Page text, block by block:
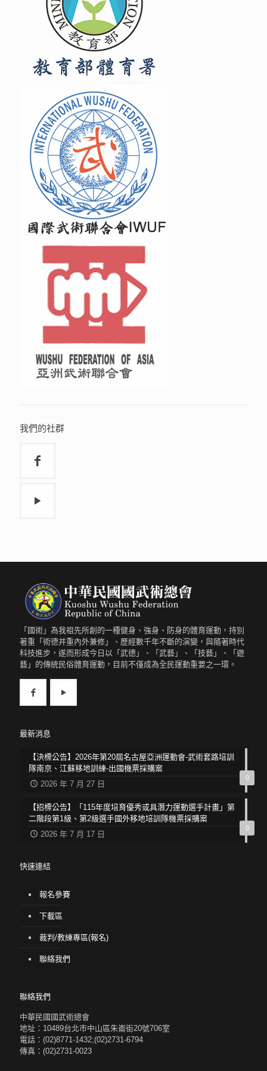
我們的社群
「國術」為我祖先所創的一種健身、強身、防身的體育運動，持別
著重「術德并重內外兼修」、歷經數千年不斷的演變，與隨著時代
科技進步，遂而形成今日以「武德」、「武藝」、「技藝」、「遊
藝」的傳統民俗體育運動，目前不僅成為全民運動重要之一環。
最新消息
0
【決標公告】2026年第20屆名古屋亞洲運動會-武術套路培訓
隊南京、江蘇移地訓練-出國機票採購案
2026 年 7 月 27 日
0
【招標公告】「115年度培育優秀或具潛力運動選手計畫」第
二階段第1級、第2級選手國外移地培訓隊機票採購案
2026 年 7 月 17 日
快速連結
報名參賽
下載區
裁判/教練專區(報名)
聯絡我們
聯絡我們
中華民國國武術總會
地址：10489台北市中山區朱崙街20號706室
電話：(02)8771-1432;(02)2731-6794
傳真：(02)2731-0023